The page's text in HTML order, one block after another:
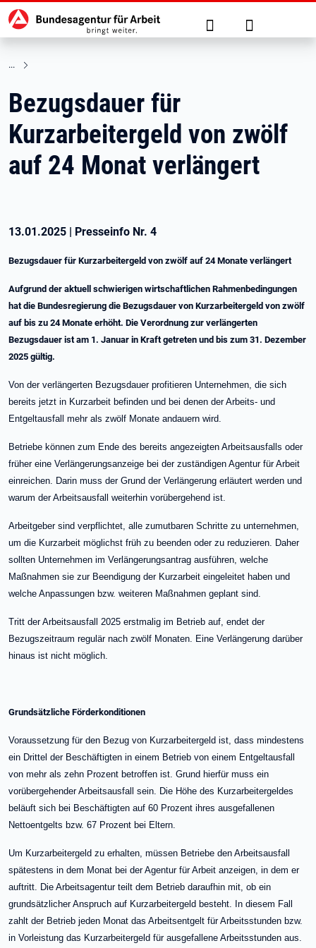
zu den Hauptinhalten springen
Hauptnavigation Suche Anmelden
Bezugsdauer für
Kurzarbeitergeld von zwölf
auf 24 Monat verlängert
13.01.2025 | Presseinfo Nr. 4
Bezugsdauer für Kurzarbeitergeld von zwölf auf 24 Monate verlängert
Aufgrund der aktuell schwierigen wirtschaftlichen Rahmenbedingungen
hat die Bundesregierung die Bezugsdauer von Kurzarbeitergeld von zwölf
auf bis zu 24 Monate erhöht. Die Verordnung zur verlängerten
Bezugsdauer ist am 1. Januar in Kraft getreten und bis zum 31. Dezember
2025 gültig.
Von der verlängerten Bezugsdauer profitieren Unternehmen, die sich
bereits jetzt in Kurzarbeit befinden und bei denen der Arbeits- und
Entgeltausfall mehr als zwölf Monate andauern wird.
Betriebe können zum Ende des bereits angezeigten Arbeitsausfalls oder
früher eine Verlängerungsanzeige bei der zuständigen Agentur für Arbeit
einreichen. Darin muss der Grund der Verlängerung erläutert werden und
warum der Arbeitsausfall weiterhin vorübergehend ist.
Arbeitgeber sind verpflichtet, alle zumutbaren Schritte zu unternehmen,
um die Kurzarbeit möglichst früh zu beenden oder zu reduzieren. Daher
sollten Unternehmen im Verlängerungsantrag ausführen, welche
Maßnahmen sie zur Beendigung der Kurzarbeit eingeleitet haben und
welche Anpassungen bzw. weiteren Maßnahmen geplant sind.
Tritt der Arbeitsausfall 2025 erstmalig im Betrieb auf, endet der
Bezugszeitraum regulär nach zwölf Monaten. Eine Verlängerung darüber
hinaus ist nicht möglich.
Grundsätzliche Förderkonditionen
Voraussetzung für den Bezug von Kurzarbeitergeld ist, dass mindestens
ein Drittel der Beschäftigten in einem Betrieb von einem Entgeltausfall
von mehr als zehn Prozent betroffen ist. Grund hierfür muss ein
vorübergehender Arbeitsausfall sein. Die Höhe des Kurzarbeitergeldes
beläuft sich bei Beschäftigten auf 60 Prozent ihres ausgefallenen
Nettoentgelts bzw. 67 Prozent bei Eltern.
Um Kurzarbeitergeld zu erhalten, müssen Betriebe den Arbeitsausfall
spätestens in dem Monat bei der Agentur für Arbeit anzeigen, in dem er
auftritt. Die Arbeitsagentur teilt dem Betrieb daraufhin mit, ob ein
grundsätzlicher Anspruch auf Kurzarbeitergeld besteht. In diesem Fall
zahlt der Betrieb jeden Monat das Arbeitsentgelt für Arbeitsstunden bzw.
in Vorleistung das Kurzarbeitergeld für ausgefallene Arbeitsstunden aus.